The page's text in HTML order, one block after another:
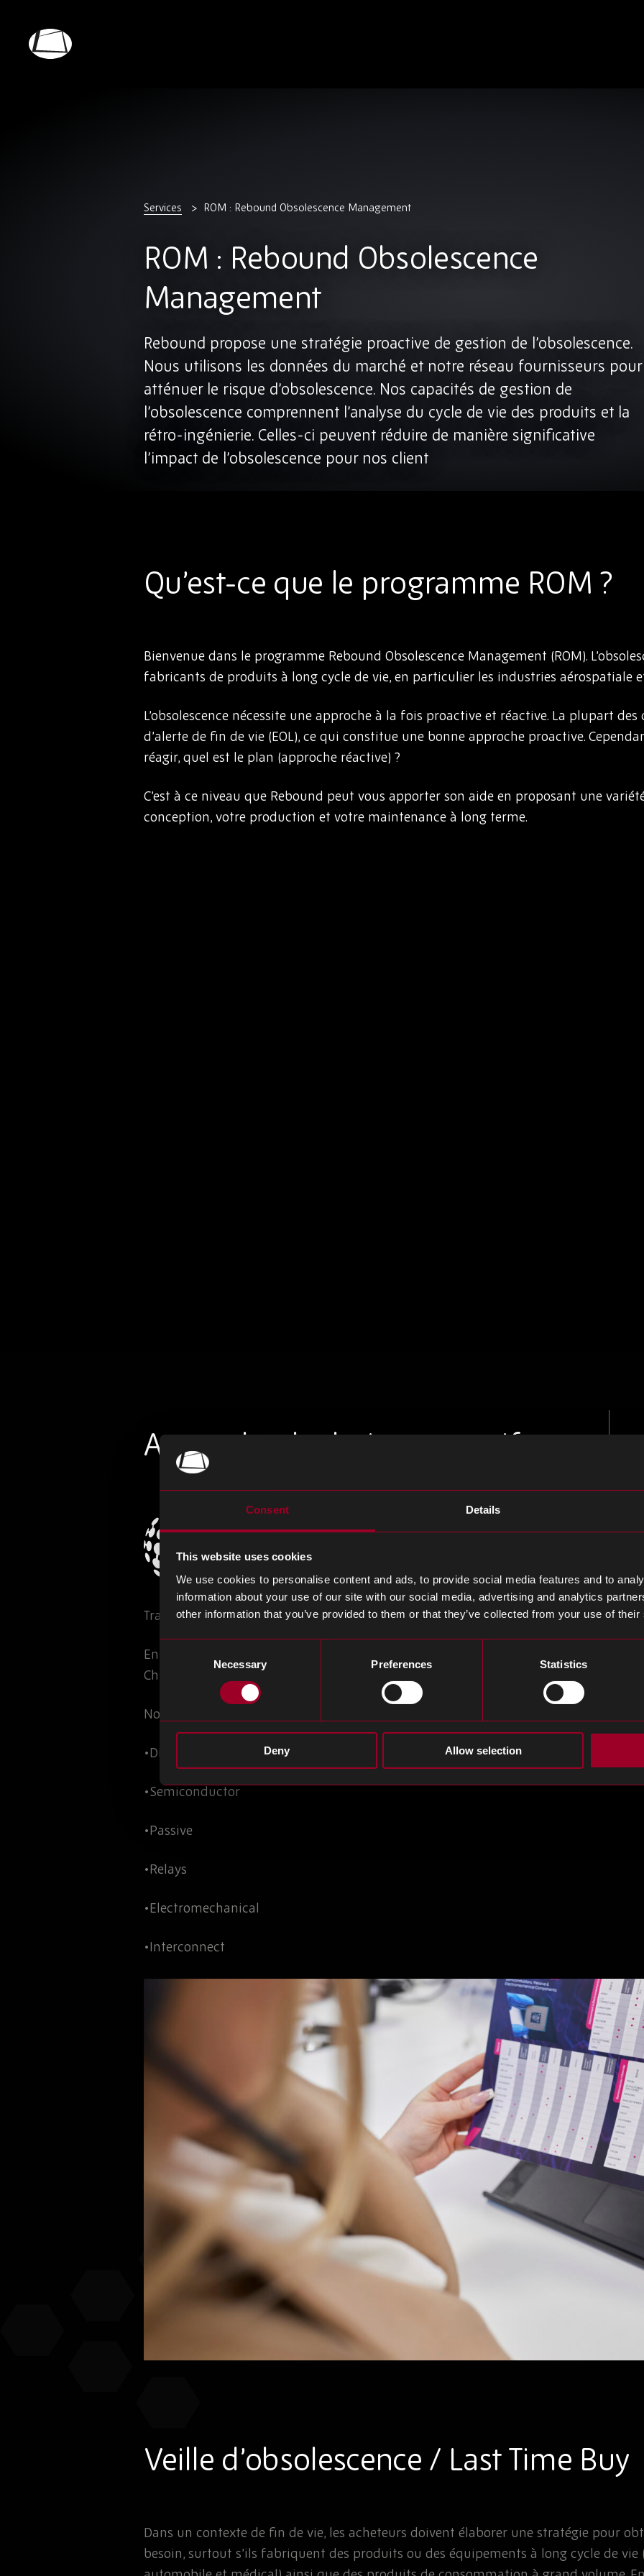
Consent Details
This website uses cookies
We use cookies to personalise content and ads, to provide social media features and to
information about your use of our site with our social media, advertising and analytics
other information that you’ve provided to them or that they’ve collected from your use of
Necessary Preferences Statistics
Deny Allow selection
main
Services ROM : Rebound Obsolescence Management
ROM : Rebound Obsolescence
Management
Rebound propose une stratégie proactive de gestion de l’obsolescence.
Nous utilisons les données du marché et notre réseau fournisseurs pour
atténuer le risque d’obsolescence. Nos capacités de gestion de
l’obsolescence comprennent l’analyse du cycle de vie des produits et la
rétro-ingénierie. Celles-ci peuvent réduire de manière significative
l’impact de l’obsolescence pour nos client
Qu’est-ce que le programme ROM ?
Bienvenue dans le programme Rebound Obsolescence Management (ROM).
fabricants de produits à long cycle de vie, en particulier les industries aérospatiale
L’obsolescence nécessite une approche à la fois proactive et réactive. La plupart
d’alerte de fin de vie (EOL), ce qui constitue une bonne approche proactive.
réagir, quel est le plan (approche réactive) ?
C’est à ce niveau que Rebound peut vous apporter son aide en proposant une
conception, votre production et votre maintenance à long terme.
Approche de design proactif
Nuvonix
Travailler avec Rebound dès la phase de design peut reduire le risque de ne pas
En 2019, Rebound a cree Nuvonix : distributeur franchisé de fabricants bases en
Chinois et Tawanais encore peu implantés en Occident.
Notre linecard Nuvonix offre un large choix de technologies couvrant un maximum
•Discrete
•Semiconductor
•Passive
•Relays
•Electromechanical
•Interconnect
Veille d’obsolescence / Last Time Buy
Dans un contexte de fin de vie, les acheteurs doivent élaborer une stratégie pour
besoin, surtout s’ils fabriquent des produits ou des équipements à long cycle de